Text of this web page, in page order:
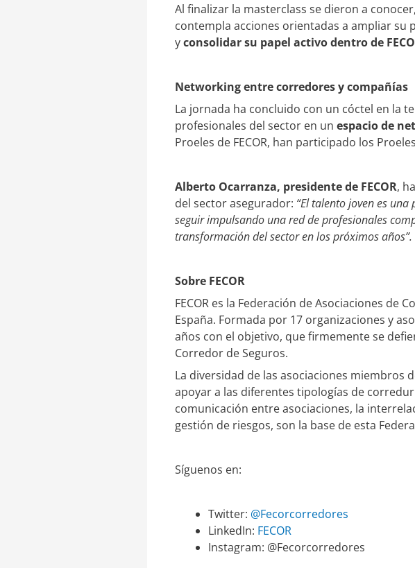
Al finalizar la masterclass se dieron a
contempla acciones orientadas a ampliar
yconsolidar su papel activo dentro de
Networking entre corredores y compañías
La jornada ha concluido con un cóctel en la
profesionales del sector en un espacio de
Proeles de FECOR, han participado los
Alberto Ocarranza, presidente de FECOR,
del sector asegurador: “El talento joven es
seguir impulsando una red de profesionales
transformación del sector en los próximos años”.
Sobre FECOR
FECOR es la Federación de Asociaciones
España. Formada por 17 organizaciones y
años con el objetivo, que firmemente se
Corredor de Seguros.
La diversidad de las asociaciones miembros
apoyar a las diferentes tipologías de
comunicación entre asociaciones, la
gestión de riesgos, son la base de esta
Síguenos en:
Twitter: @Fecorcorredores
LinkedIn: FECOR
Instagram: @Fecorcorredores